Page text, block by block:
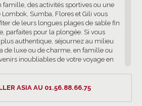
des activités sportives ou une
Sumba, Flores et Gili vous
de leurs longues plages de sable fin
parfaites pour la plongée. Si vous
authentique, séjournez au milieu
de luxe ou de charme, en famille ou
inoubliables de votre voyage en
ASIA AU 01.56.88.66.75